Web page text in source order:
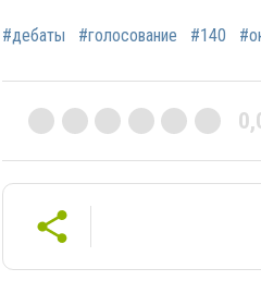
#дебаты #голосование #140